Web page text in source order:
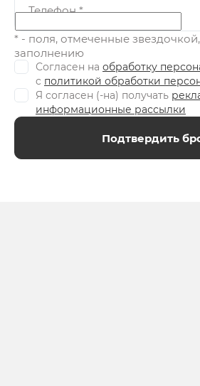
Телефон*
* - поля, отмеченные
заполнению
Согласен на обработку
c политикой обработки
Я согласен (-на) получать
информационные рассылки
Подтвердить